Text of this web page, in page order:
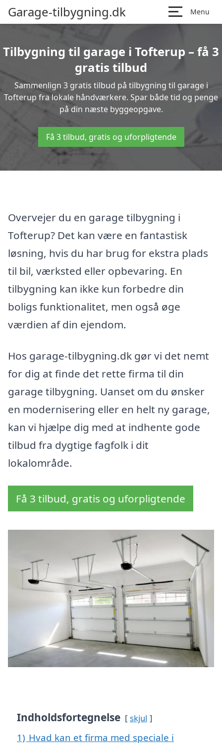
Garage-tilbygning.dk Menu
Tilbygning til garage i Tofterup – få 3
gratis tilbud
Sammenlign 3 gratis tilbud på tilbygning til garage i
Tofterup fra lokale håndværkere. Spar både tid og penge
på din næste byggeopgave.
Få 3 tilbud, gratis og uforpligtende
Overvejer du en garage tilbygning i
Tofterup? Det kan være en fantastisk
løsning, hvis du har brug for ekstra plads
til bil, værksted eller opbevaring. En
tilbygning kan ikke kun forbedre din
boligs funktionalitet, men også øge
værdien af din ejendom.
Hos garage-tilbygning.dk gør vi det nemt
for dig at finde det rette firma til din
garage tilbygning. Uanset om du ønsker
en modernisering eller en helt ny garage,
kan vi hjælpe dig med at indhente gode
tilbud fra dygtige fagfolk i dit
lokalområde.
Få 3 tilbud, gratis og uforpligtende
Indholdsfortegnelse skjul
1) Hvad kan et firma med speciale i